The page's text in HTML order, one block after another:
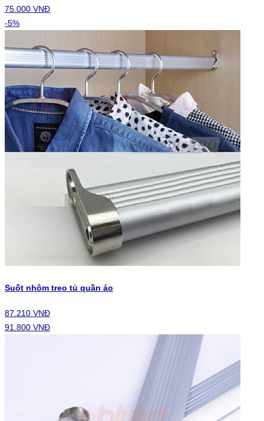
75.000 VNĐ
-5%
Suốt nhôm treo tủ quần áo
87.210 VNĐ
91.800 VNĐ